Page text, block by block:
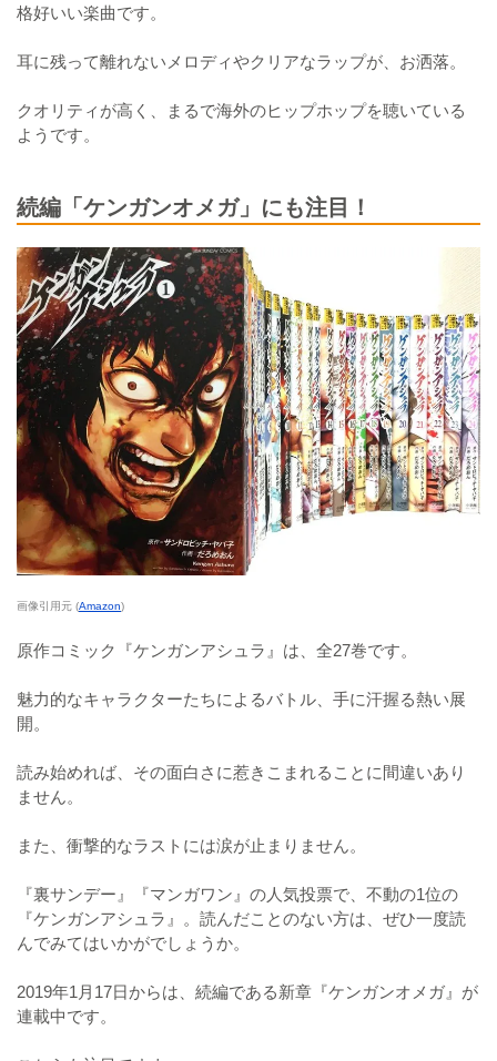
格好いい楽曲です。
耳に残って離れないメロディやクリアなラップが、お洒落。
クオリティが高く、まるで海外のヒップホップを聴いている
ようです。
続編「ケンガンオメガ」にも注目！
画像引用元 (Amazon)
原作コミック『ケンガンアシュラ』は、全27巻です。
魅力的なキャラクターたちによるバトル、手に汗握る熱い展
開。
読み始めれば、その面白さに惹きこまれることに間違いあり
ません。
また、衝撃的なラストには涙が止まりません。
『裏サンデー』『マンガワン』の人気投票で、不動の1位の
『ケンガンアシュラ』。読んだことのない方は、ぜひ一度読
んでみてはいかがでしょうか。
2019年1月17日からは、続編である新章『ケンガンオメガ』が
連載中です。